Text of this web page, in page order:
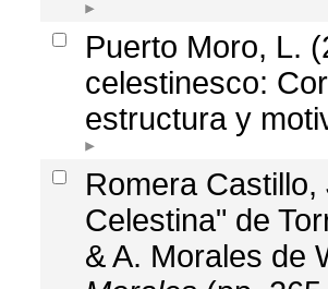
Puerto Moro, L.
celestinesco:
estructura y
Romera
Celestina" de
& A. Morales de